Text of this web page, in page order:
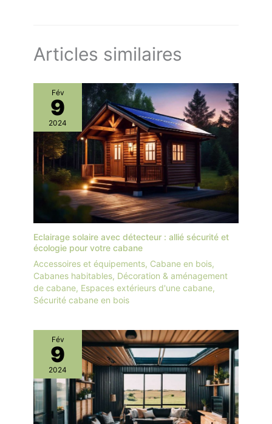
Articles similaires
Fév
9
2024
Eclairage solaire avec détecteur : allié sécurité et
écologie pour votre cabane
Accessoires et équipements, Cabane en bois,
Cabanes habitables, Décoration & aménagement
de cabane, Espaces extérieurs d'une cabane,
Sécurité cabane en bois
Fév
9
2024